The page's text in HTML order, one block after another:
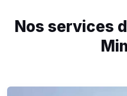
Nos services